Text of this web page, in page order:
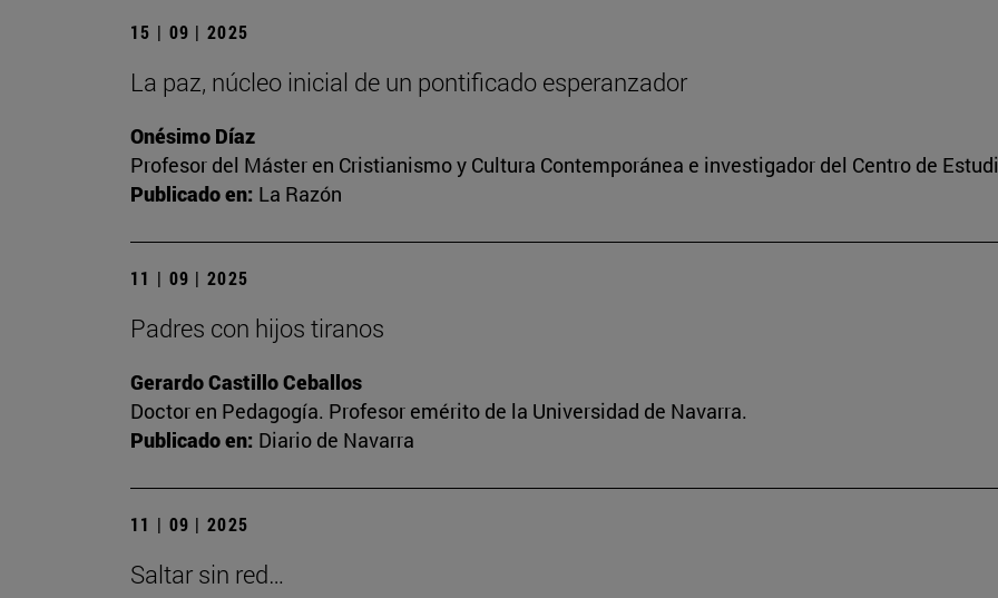
15 | 09 | 2025
La paz, núcleo inicial de un pontificado esperanzador
Onésimo Díaz
Profesor del Máster en Cristianismo y Cultura Contemporánea e investigador del Centro de
Publicado en: La Razón
11 | 09 | 2025
Padres con hijos tiranos
Gerardo Castillo Ceballos
Doctor en Pedagogía. Profesor emérito de la Universidad de Navarra.
Publicado en: Diario de Navarra
11 | 09 | 2025
Saltar sin red…